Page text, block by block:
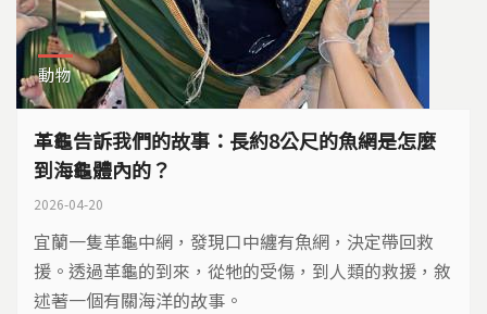
動物
革龜告訴我們的故事：長約8公尺的魚網是怎麼
到海龜體內的？
2026-04-20
宜蘭一隻革龜中網，發現口中纏有魚網，決定帶回救
援。透過革龜的到來，從牠的受傷，到人類的救援，敘
述著一個有關海洋的故事。